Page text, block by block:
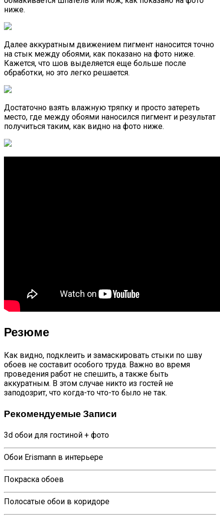
ниже.
Далее аккуратным движением пигмент наносится точно
на стык между обоями, как показано на фото ниже.
Кажется, что шов выделяется еще больше после
обработки, но это легко решается.
Достаточно взять влажную тряпку и просто затереть
место, где между обоями наносился пигмент и результат
получиться таким, как видно на фото ниже.
Резюме
Как видно, подклеить и замаскировать стыки по шву
обоев не составит особого труда. Важно во время
проведения работ не спешить, а также быть
аккуратным. В этом случае никто из гостей не
заподозрит, что когда-то что-то было не так.
Рекомендуемые Записи
3d обои для гостиной + фото
Обои Erismann в интерьере
Покраска обоев
Полосатые обои в коридоре